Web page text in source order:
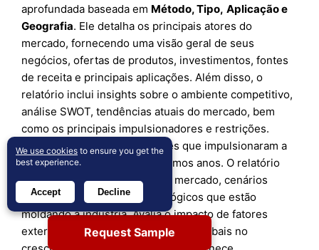
aprofundada baseada em Método, Tipo, Aplicaçãoe
Geografia. Ele detalha os principais atores do
mercado, fornecendo uma visão geral de seus
negócios, ofertas de produtos, investimentos, fontes
de receita e principais aplicações. Além disso, o
relatório inclui insights sobre o ambiente competitivo,
análise SWOT, tendências atuais do mercado, bem
como os principais impulsionadores e restrições.
Ademais, discute vários fatores que impulsionaram a
expansão do mercado nos últimos anos. O relatório
também explora dinâmicas de mercado, cenários
regulatórios e avanços tecnológicos que estão
moldando a indústria. Avalia o impacto de fatores
externos e mudanças econômicas globais no
Request Sample
We use cookies to ensure you get the
best experience.
Accept Decline